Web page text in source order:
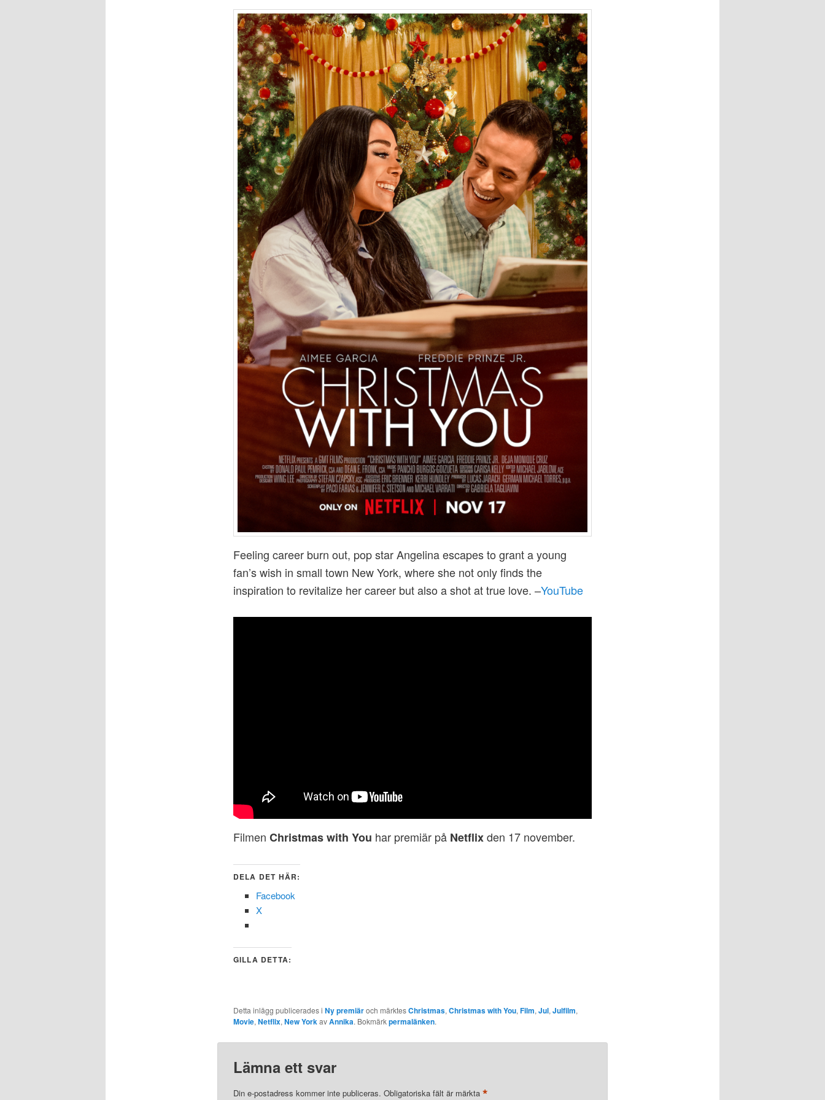
Feeling career burn out, pop star Angelina escapes to grant a young
fan’s wish in small town New York, where she not only finds the
inspiration to revitalize her career but also a shot at true love. –YouTube
Filmen Christmas with You har premiär på Netflixden 17 november.
DELA DET HÄR:
Facebook
X
GILLA DETTA:
Detta inlägg publicerades i Ny premiäroch märktesChristmas,Christmas with You,Film,Jul,Julfilm,
Movie,Netflix,New YorkavAnnika. Bokmärkpermalänken.
Lämna ett svar
Din e-postadress kommer inte publiceras. Obligatoriska fält är märkta *